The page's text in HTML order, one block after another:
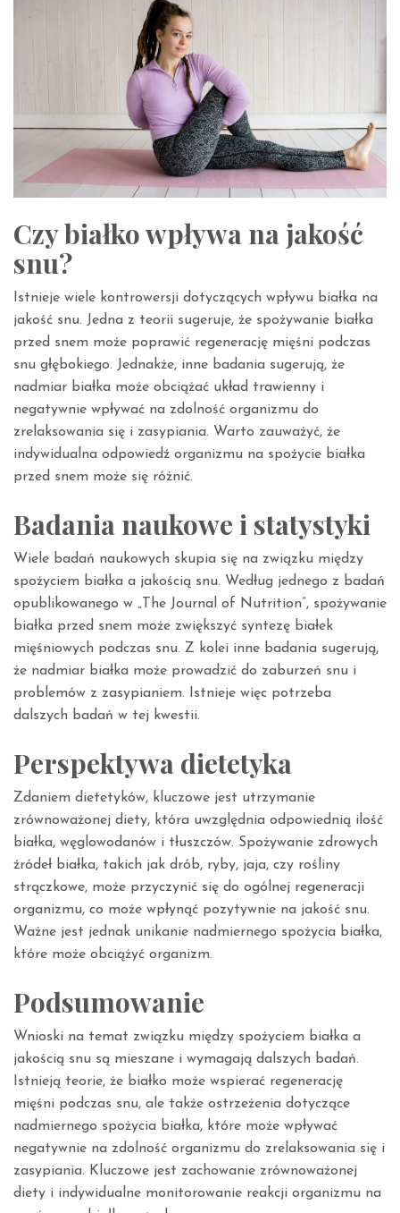
Czy białko wpływa na jakość
snu?
Istnieje wiele kontrowersji dotyczących wpływu białka na
jakość snu. Jedna z teorii sugeruje, że spożywanie białka
przed snem może poprawić regenerację mięśni podczas
snu głębokiego. Jednakże, inne badania sugerują, że
nadmiar białka może obciążać układ trawienny i
negatywnie wpływać na zdolność organizmu do
zrelaksowania się i zasypiania. Warto zauważyć, że
indywidualna odpowiedź organizmu na spożycie białka
przed snem może się różnić.
Badania naukowe i statystyki
Wiele badań naukowych skupia się na związku między
spożyciem białka a jakością snu. Według jednego z badań
opublikowanego w „The Journal of Nutrition”, spożywanie
białka przed snem może zwiększyć syntezę białek
mięśniowych podczas snu. Z kolei inne badania sugerują,
że nadmiar białka może prowadzić do zaburzeń snu i
problemów z zasypianiem. Istnieje więc potrzeba
dalszych badań w tej kwestii.
Perspektywa dietetyka
Zdaniem dietetyków, kluczowe jest utrzymanie
zrównoważonej diety, która uwzględnia odpowiednią ilość
białka, węglowodanów i tłuszczów. Spożywanie zdrowych
źródeł białka, takich jak drób, ryby, jaja, czy rośliny
strączkowe, może przyczynić się do ogólnej regeneracji
organizmu, co może wpłynąć pozytywnie na jakość snu.
Ważne jest jednak unikanie nadmiernego spożycia białka,
które może obciążyć organizm.
Podsumowanie
Wnioski na temat związku między spożyciem białka a
jakością snu są mieszane i wymagają dalszych badań.
Istnieją teorie, że białko może wspierać regenerację
mięśni podczas snu, ale także ostrzeżenia dotyczące
nadmiernego spożycia białka, które może wpływać
negatywnie na zdolność organizmu do zrelaksowania się i
zasypiania. Kluczowe jest zachowanie zrównoważonej
diety i indywidualne monitorowanie reakcji organizmu na